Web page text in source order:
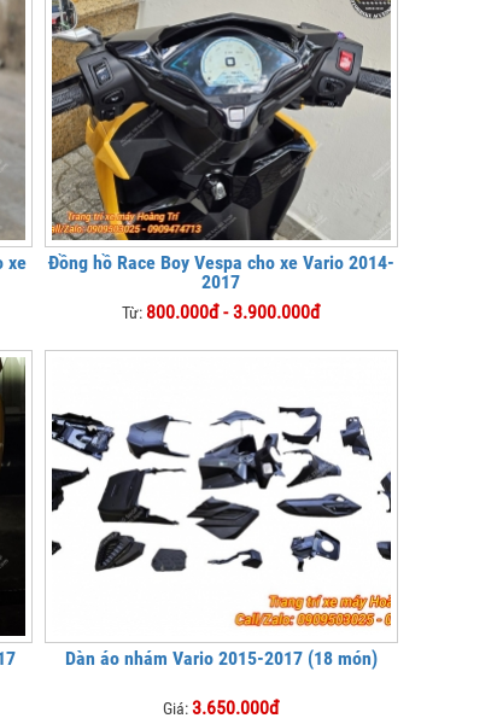
xe
Đồng hồ Race Boy Vespa cho xe Vario 2014-
2017
Từ: 800.000đ - 3.900.000đ
Dàn áo nhám Vario 2015-2017 (18 món)
Giá:3.650.000đ